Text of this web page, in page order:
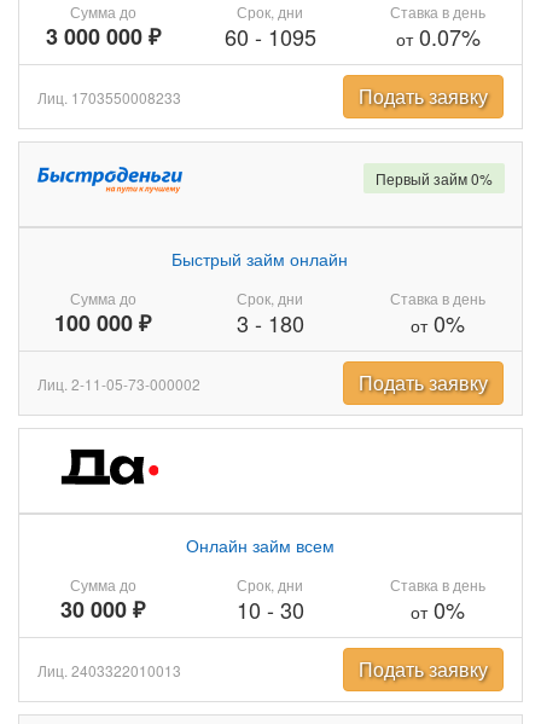
Сумма до
3 000 000 ₽
Срок, дни
60 - 1095
Ставка в день
от0.07%
Лиц. 1703550008233 Подать заявку
Сумма до
100 000 ₽
Быстрый займ онлайн
Срок, дни
3 - 180
Ставка в день
от0%
Первый займ 0%
Лиц. 2-11-05-73-000002 Подать заявку
Сумма до
30 000 ₽
Онлайн займ всем
Срок, дни
10 - 30
Ставка в день
от0%
Лиц. 2403322010013 Подать заявку